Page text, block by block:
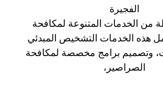
الفجيرة
من الخدمات المتنوعة لمكافحة
هذه الخدمات التشخيص المبدئي
وتصميم برامج مخصصة لمكافحة
الصراصير،